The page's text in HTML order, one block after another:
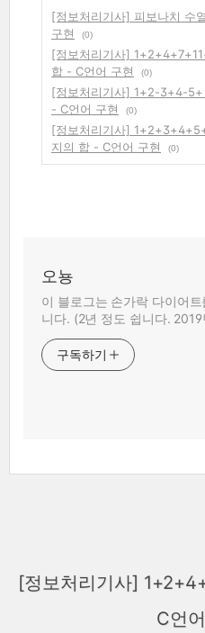
[정보처리기사] 피보나치 수
구현
(0)
[정보처리기사]
합 - C언어 구현
(0)
[정보처리기사] 1+2-3+4-5+
- C언어 구현
(0)
[정보처리기사] 1+2+3+4+5+
지의 합 - C언어 구현
(0)
오뇽
이 블로그는 손가락 다이어
니다. (2년 정도 쉽니다.
구독하기
[정보처리기사]
C언